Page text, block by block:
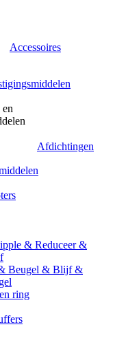
Accessoires
Afdichtingen
& Reduceer &
Beugel & Blijf &
ring